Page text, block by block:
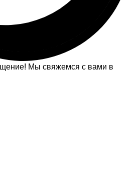
Мы свяжемся с вами в